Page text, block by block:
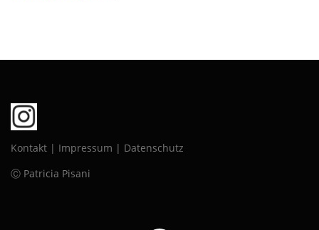
Kontakt | Impressum | Datenschutz
Ⓒ Patricia Pisani